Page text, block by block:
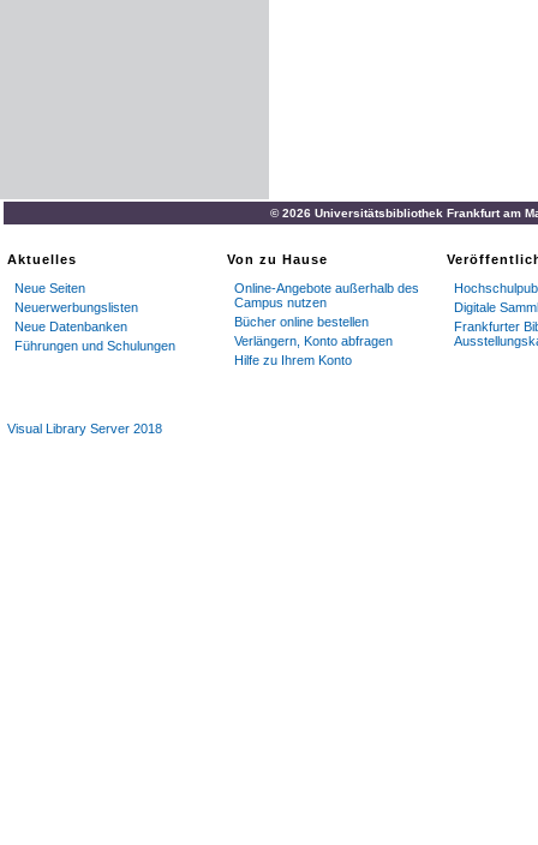
© 2026 Universitätsbibliothek Frankfurt am
Aktuelles
Neue Seiten
Neuerwerbungslisten
Neue Datenbanken
Führungen und Schulungen
Von zu Hause
Online-Angebote außerhalb des
Campus nutzen
Bücher online bestellen
Verlängern, Konto abfragen
Hilfe zu Ihrem Konto
Digitale
Frankfurter
Visual Library Server 2018